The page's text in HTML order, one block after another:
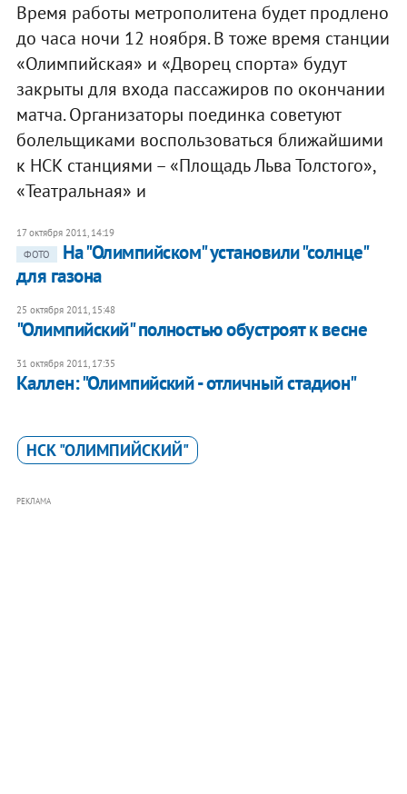
Время работы метрополитена будет продлено
до часа ночи 12 ноября. В тоже время станции
«Олимпийская» и «Дворец спорта» будут
закрыты для входа пассажиров по окончании
матча. Организаторы поединка советуют
болельщиками воспользоваться ближайшими
к НСК станциями – «Площадь Льва Толстого»,
«Театральная» и
17 октября 2011, 14:19
ФОТО
На "Олимпийском" установили "солнце"
для газона
25 октября 2011, 15:48
"Олимпийский" полностью обустроят к весне
31 октября 2011, 17:35
Каллен: "Олимпийский - отличный стадион"
НСК "ОЛИМПИЙСКИЙ"
РЕКЛАМА